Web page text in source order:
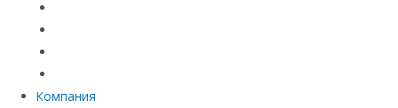
Компания